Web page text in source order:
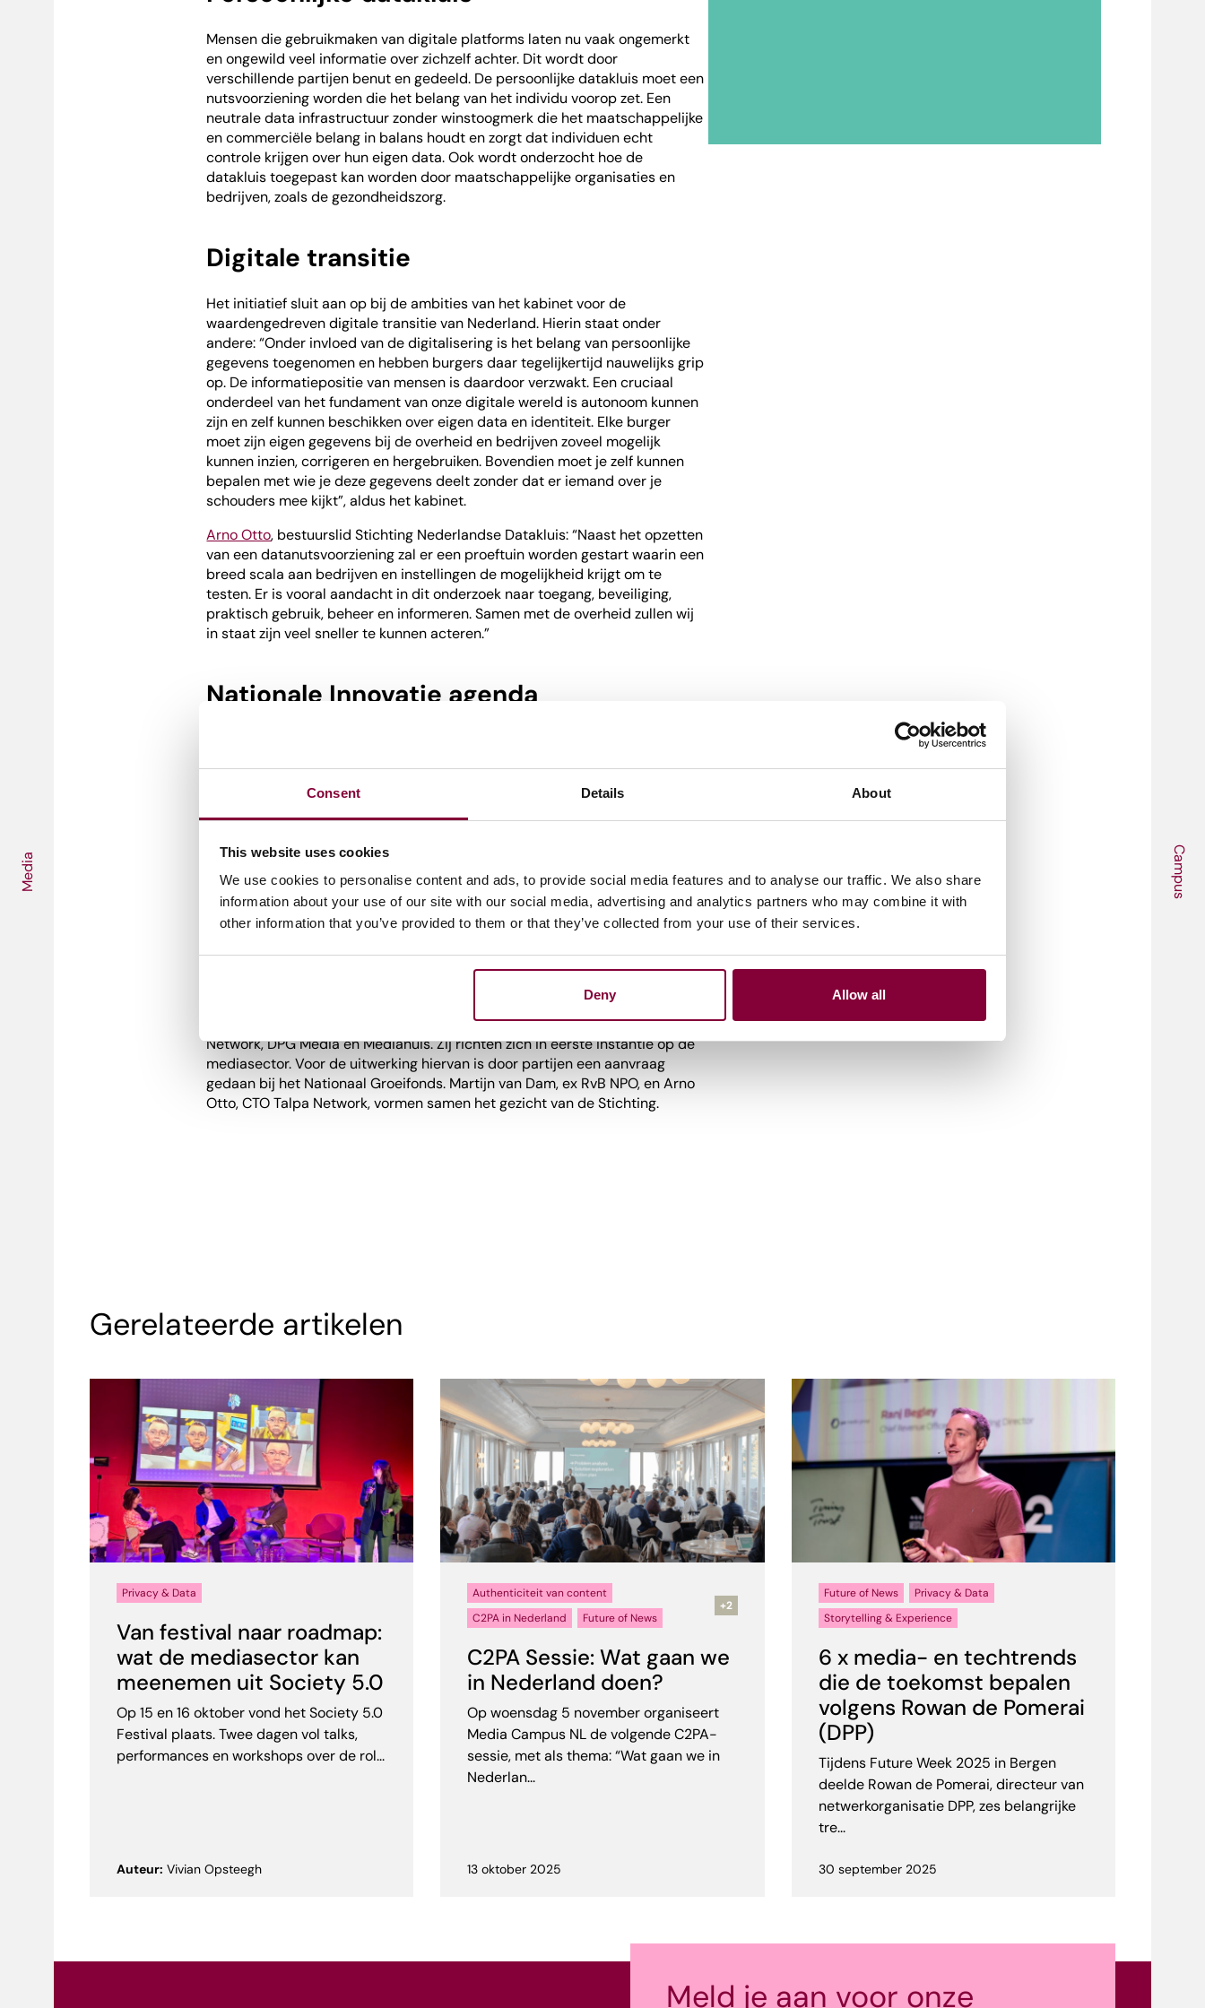
Consent Details About
This website uses cookies
We use cookies to personalise content and ads, to provide social media features and to analyse our traffic. We also share
information about your use of our site with our social media, advertising and analytics partners who may combine it with
other information that you’ve provided to them or that they’ve collected from your use of their services.
Deny Allow all
Media Campus
Mensen die gebruikmaken van digitale platforms laten nu vaak ongemerkt
en ongewild veel informatie over zichzelf achter. Dit wordt door
verschillende partijen benut en gedeeld. De persoonlijke datakluis moet een
nutsvoorziening worden die het belang van het individu voorop zet. Een
neutrale data infrastructuur zonder winstoogmerk die het maatschappelijke
en commerciële belang in balans houdt en zorgt dat individuen echt
controle krijgen over hun eigen data. Ook wordt onderzocht hoe de
datakluis toegepast kan worden door maatschappelijke organisaties en
bedrijven, zoals de gezondheidszorg.
Digitale transitie
Het initiatief sluit aan op bij de ambities van het kabinet voor de
waardengedreven digitale transitie van Nederland. Hierin staat onder
andere: “Onder invloed van de digitalisering is het belang van persoonlijke
gegevens toegenomen en hebben burgers daar tegelijkertijd nauwelijks grip
op. De informatiepositie van mensen is daardoor verzwakt. Een cruciaal
onderdeel van het fundament van onze digitale wereld is autonoom kunnen
zijn en zelf kunnen beschikken over eigen data en identiteit. Elke burger
moet zijn eigen gegevens bij de overheid en bedrijven zoveel mogelijk
kunnen inzien, corrigeren en hergebruiken. Bovendien moet je zelf kunnen
bepalen met wie je deze gegevens deelt zonder dat er iemand over je
schouders mee kijkt”, aldus het kabinet.
Arno Otto, bestuurslid Stichting Nederlandse Datakluis: “Naast het opzetten
van een datanutsvoorziening zal er een proeftuin worden gestart waarin een
breed scala aan bedrijven en instellingen de mogelijkheid krijgt om te
testen. Er is vooral aandacht in dit onderzoek naar toegang, beveiliging,
praktisch gebruik, beheer en informeren. Samen met de overheid zullen wij
in staat zijn veel sneller te kunnen acteren.”
Nationale Innovatie agenda
innovatieagenda van de media-industrie
. Het sluit goed aan bij de actuele
vraagstukken en de zorgen die mensen hebben over hun gegevens. Voor de
punt. Dat inwoners zelf regie zouden kunnen krijgen over hun data is volgens
beide wethouders een waardevolle ontwikkeling. Ze waren blij met het
bezoek van staatssecretaris Van Huffelen aan Hilversum en kijken uit naar
een samenwerking.
Stichting Nederlandse Datakluis
is een initiatief van NPO, RTL, Talpa
Network, DPG Media en Mediahuis. Zij richten zich in eerste instantie op de
mediasector. Voor de uitwerking hiervan is door partijen een aanvraag
gedaan bij het Nationaal Groeifonds. Martijn van Dam, ex RvB NPO, en Arno
Otto, CTO Talpa Network, vormen samen het gezicht van de Stichting.
Gerelateerde artikelen
Privacy & Data
Van festival naar roadmap:
wat de mediasector kan
meenemen uit Society 5.0
Op 15 en 16 oktober vond het Society 5.0
Festival plaats. Twee dagen vol talks,
performances en workshops over de rol...
Auteur: Vivian Opsteegh
Authenticiteit van content
C2PA in Nederland
Future of News
+2
C2PA Sessie: Wat gaan we
in Nederland doen?
Op woensdag 5 november organiseert
Media Campus NL de volgende C2PA-
sessie, met als thema: “Wat gaan we in
Nederlan...
13 oktober 2025
Future of News
Privacy & Data
Storytelling & Experience
6 x media- en techtrends
die de toekomst bepalen
volgens Rowan de Pomerai
(DPP)
Tijdens Future Week 2025 in Bergen
deelde Rowan de Pomerai, directeur van
netwerkorganisatie DPP, zes belangrijke
tre...
30 september 2025
Meld je aan voor onze